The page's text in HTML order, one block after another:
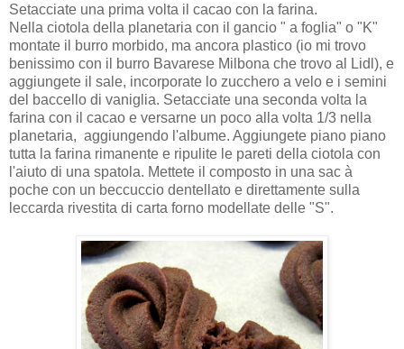
Setacciate una prima volta il cacao con la farina.
Nella ciotola della planetaria con il gancio " a foglia" o "K"
montate il burro morbido, ma ancora plastico (io mi trovo
benissimo con il burro Bavarese Milbona che trovo al Lidl), e
aggiungete il sale, incorporate lo zucchero a velo e i semini
del baccello di vaniglia. Setacciate una seconda volta la
farina con il cacao e versarne un poco alla volta 1/3 nella
planetaria, aggiungendo l'albume. Aggiungete piano piano
tutta la farina rimanente e ripulite le pareti della ciotola con
l'aiuto di una spatola. Mettete il composto in una sac à
poche con un beccuccio dentellato e direttamente sulla
leccarda rivestita di carta forno modellate delle "S".